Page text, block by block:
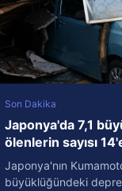
Son Dakika
Japonya'da 7,1
ölenlerin sayısı
Japonya'nın
büyüklüğündeki